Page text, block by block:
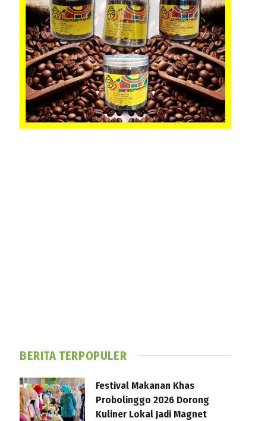
BERITA TERPOPULER
Festival Makanan Khas
Probolinggo 2026 Dorong
Kuliner Lokal Jadi Magnet